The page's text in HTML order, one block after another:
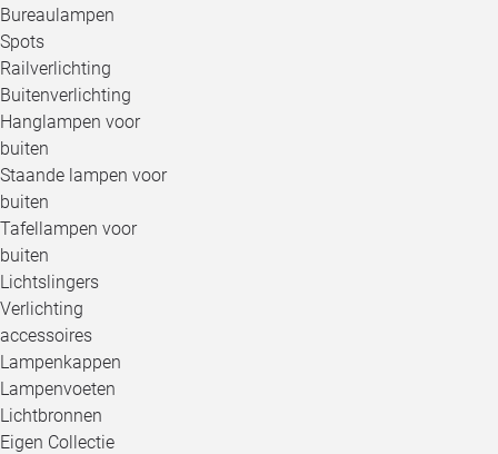
Bureaulampen
Spots
Railverlichting
Buitenverlichting
Hanglampen voor
buiten
Staande lampen voor
buiten
Tafellampen voor
buiten
Lichtslingers
Verlichting
accessoires
Lampenkappen
Lampenvoeten
Lichtbronnen
Eigen Collectie